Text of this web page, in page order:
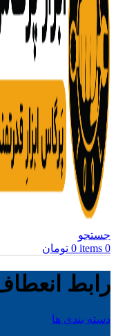
جستجو
0
items
0 تومان
رابط
دسته بندی ها